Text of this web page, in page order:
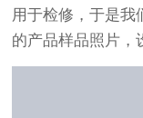
用于检修，于是我
的产品样品照片，